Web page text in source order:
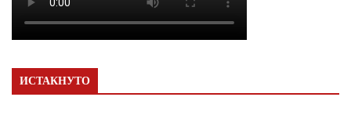
ИСТАКНУТО